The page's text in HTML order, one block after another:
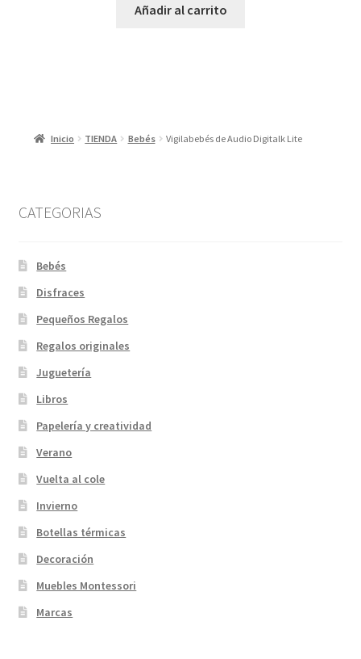
Añadir al carrito
Inicio TIENDA Bebés Vigilabebés de Audio Digitalk Lite
CATEGORIAS
Bebés
Disfraces
Pequeños Regalos
Regalos originales
Juguetería
Libros
Papelería y creatividad
Verano
Vuelta al cole
Invierno
Botellas térmicas
Decoración
Muebles Montessori
Marcas